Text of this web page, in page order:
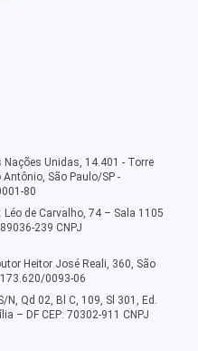
Nações Unidas, 14.401 - Torre
São Paulo/SP -
80
Léo de Carvalho, 74 – Sala 1105
239 CNPJ
Heitor José Reali, 360, São
0093-06
Qd 02, Bl C, 109, Sl 301, Ed.
– DF CEP: 70302-911 CNPJ